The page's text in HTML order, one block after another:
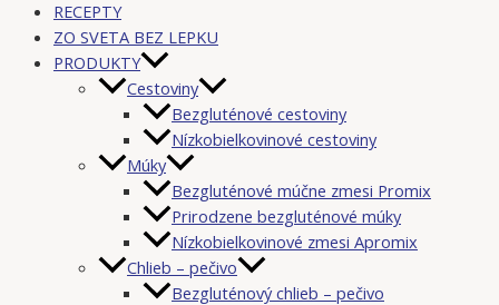
RECEPTY
ZO SVETA BEZ LEPKU
PRODUKTY
Cestoviny
Bezgluténové cestoviny
Nízkobielkovinové cestoviny
Múky
Bezgluténové múčne zmesi Promix
Prirodzene bezgluténové múky
Nízkobielkovinové zmesi Apromix
Chlieb – pečivo
Bezgluténový chlieb – pečivo